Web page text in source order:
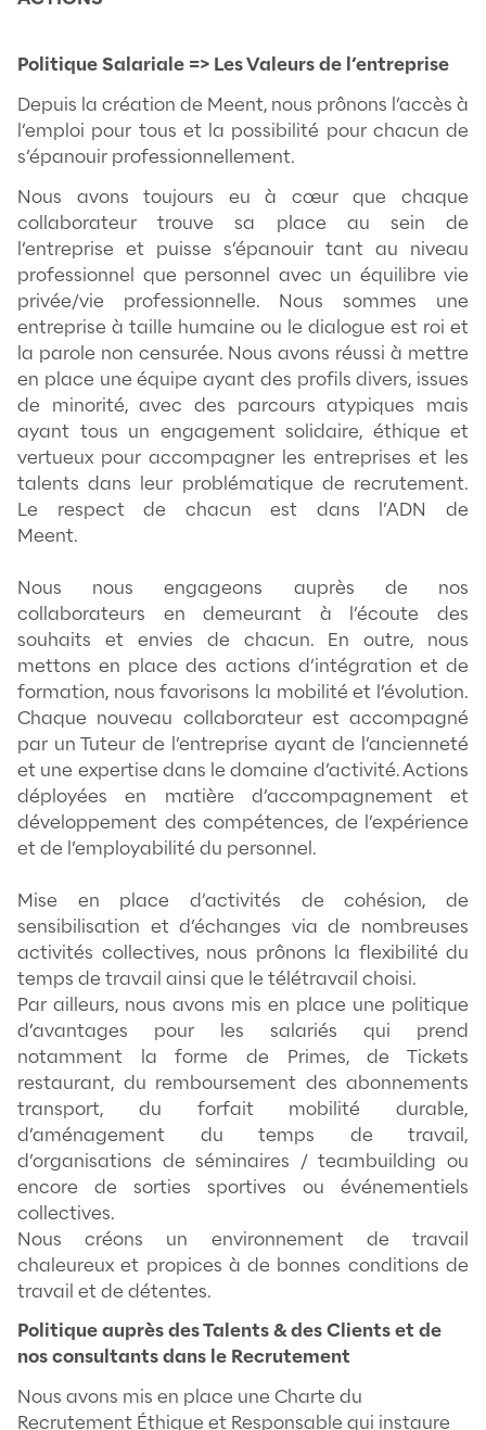
nombreux organisme émettent des
internationales auxquelles les entreprises
se référer en matière d'environnement
concernant l'usage de pratiques sociales.
On peut citer comme organismes qui
normes internationales notamment l’OIT
(organisation internationale du travail),
(L’organisation des Nations Unies), l’OCDE
(Organisation de coopération et de
économiques) ou bien la Communauté
Le respect des droits de l'Homme
Le principe de respect des droits de
implique de reconnaître l’importance et le
caractère universel de cette norme.
il faut que les entreprises appliquent et
à chaque fois, quelle que soit la situation,
dans lequel elles se trouvent, les droits
cette norme.
En France, aussi appelé "Pays des droits de
l'Homme", une législation sociale
apporter une protection certaine aux
L'objectif étant de garantir une gestion
responsable et sociale.
2. NOS ENGAGEMENTS & L’IMPACT DE
ACTIONS
Politique Salariale => Les Valeurs de
Depuis la création de Meent, nous prônons
l’emploi pour tous et la possibilité pour
s’épanouir professionnellement.
Nous avons toujours eu à cœur
collaborateur trouve sa place au
l’entreprise et puisse s’épanouir tant
professionnel que personnel avec un
privée/vie professionnelle. Nous
entreprise à taille humaine ou le
la parole non censurée. Nous avons